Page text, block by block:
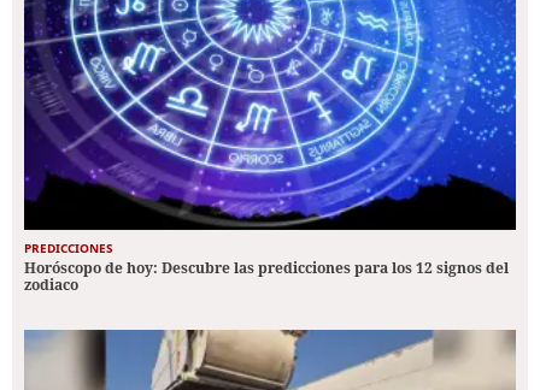
PREDICCIONES
Horóscopo de hoy: Descubre las predicciones para los 12 signos del
zodiaco